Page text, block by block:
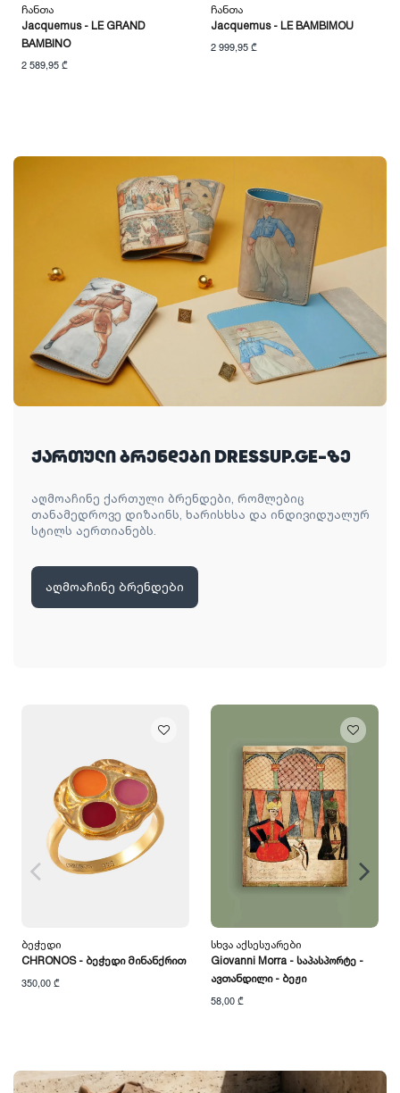
Ჩანთა
Jacquemus - LE GRAND
BAMBINO
2 589,95 ₾
Ჩანთა
Jacquemus - LE BAMBIMOU
2 999,95 ₾
ქართული ბრენდები DRESSUP.GE-ზე
აღმოაჩინე ქართული ბრენდები, რომლებიც
თანამედროვე დიზაინს, ხარისხსა და ინდივიდუალურ
სტილს აერთიანებს.
აღმოაჩინე ბრენდები
Ბეჭედი
CHRONOS - Ბეჭედი Მინანქრით
350,00 ₾
Სხვა Აქსესუარები
Giovanni Morra - Საპასპორტე -
Ავთანდილი - Ბეჟი
58,00 ₾